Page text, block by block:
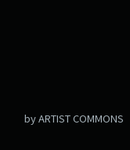
by ARTIST COMMONS